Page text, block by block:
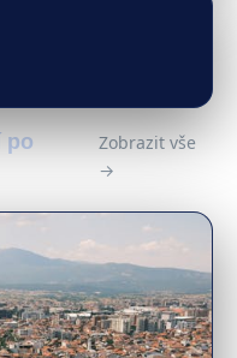
po
Zobrazit vše
→